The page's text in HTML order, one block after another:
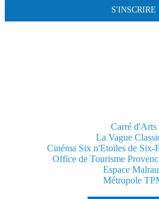
S'INSCRIRE
Carré d'Arts
La Vague
Cinéma Six n'Etoiles de Six-
Office de Tourisme
Espace
Métropole